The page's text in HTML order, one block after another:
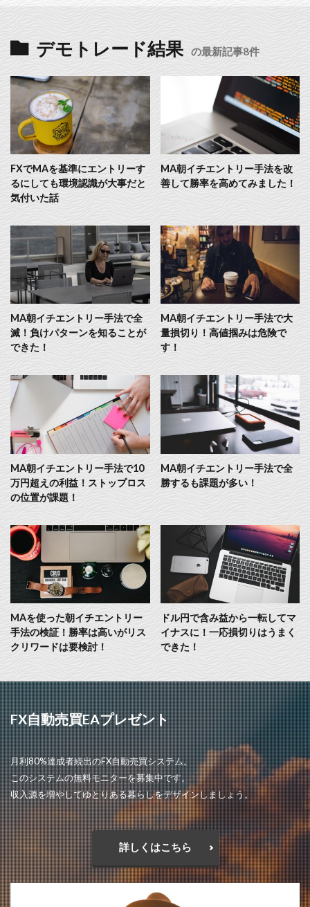
デモトレード結果 の最新記事8件
FXでMAを基準にエントリーす
るにしても環境認識が大事だと
気付いた話
MA朝イチエントリー手法を改
善して勝率を高めてみました！
MA朝イチエントリー手法で全
滅！負けパターンを知ることが
できた！
MA朝イチエントリー手法で大
量損切り！高値掴みは危険で
す！
MA朝イチエントリー手法で10
万円超えの利益！ストップロス
の位置が課題！
MA朝イチエントリー手法で全
勝するも課題が多い！
MAを使った朝イチエントリー
手法の検証！勝率は高いがリス
クリワードは要検討！
ドル円で含み益から一転してマ
イナスに！一応損切りはうまく
できた！
FX自動売買EAプレゼント
月利80%達成者続出のFX自動売買システム。
このシステムの無料モニターを募集中です。
収入源を増やしてゆとりある暮らしをデザインしましょう。
詳しくはこちら